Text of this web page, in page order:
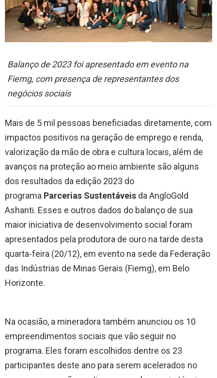
Balanço de 2023 foi apresentado em evento na
Fiemg, com presença de representantes dos
negócios sociais
Mais de 5 mil pessoas beneficiadas diretamente, com
impactos positivos na geração de emprego e renda,
valorização da mão de obra e cultura locais, além de
avanços na proteção ao meio ambiente são alguns
dos resultados da edição 2023 do
programa Parcerias Sustentáveis da AngloGold
Ashanti. Esses e outros dados do balanço de sua
maior iniciativa de desenvolvimento social foram
apresentados pela produtora de ouro na tarde desta
quarta-feira (20/12), em evento na sede da Federação
das Indústrias de Minas Gerais (Fiemg), em Belo
Horizonte.
Na ocasião, a mineradora também anunciou os 10
empreendimentos sociais que vão seguir no
programa. Eles foram escolhidos dentre os 23
participantes deste ano para serem acelerados no